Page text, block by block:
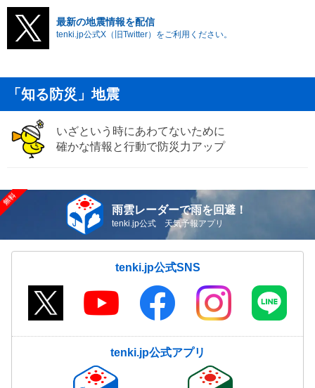
最新の地震情報を配信
tenki.jp公式X（旧Twitter）をご利用ください。
「知る防災」地震
いざという時にあわてないために
確かな情報と行動で防災力アップ
雨雲レーダーで雨を回避！
tenki.jp公式 天気予報アプリ
tenki.jp公式SNS
tenki.jp公式アプリ